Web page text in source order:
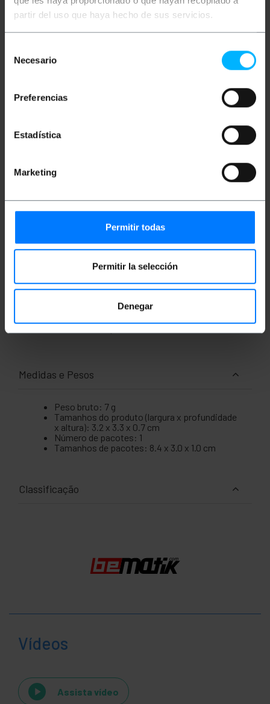
partir del uso que haya hecho de sus servicios.
Necesario
Preferencias
Estadística
Marketing
Permitir todas
Permitir la selección
Denegar
Adaptador de fibra óptica Duplex OM4 que permite o
emparelhamento de um conector LC com outro LC.
cabos. Ideal para transmissão de conexão de fibra
Especificações
que permite a emenda de cabos com a mínima
perda possível.
São utilizados em distribuidores para facilitar
fibra LC com outros quatro conectores LC,
Possui manga cerâmica de zircônio que
Carcaça em plástico ABS altamente
Protegido por tampões que protegem contra
Pode ser usado em redes locais LAN, SAN de
Medidas e Pesos
Peso bruto: 7 g
Tamanhos do produto (largura x profundidade
x altura): 3.2 x 3.3 x 0.7 cm
Número de pacotes: 1
Tamanhos de pacotes: 8.4 x 3.0 x 1.0 cm
Classificação
Vídeos
Assista vídeo